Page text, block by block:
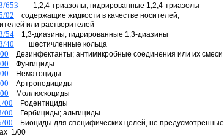
653 1,2,4-триазолы; гидрированные 1,2,4-триазолы
02 содержащие жидкости в качестве носителей,
или растворителей
541,3-диазины; гидрированные 1,3-диазины
40 шестичленные кольца
Дезинфектанты; антимикробные соединения или их смеси
Фунгициды
Нематоциды
Артроподициды
Моллюскоциды
00 Родентициды
00 Гербициды; альгициды
00 Биоциды для специфических целей, не предусмотренные
1/00